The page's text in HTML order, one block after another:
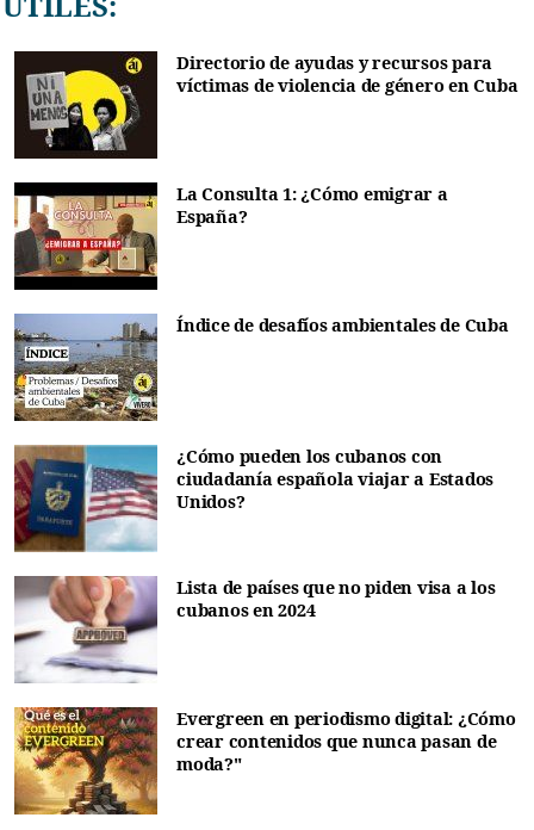
Directorio de ayudas y recursos para
víctimas de violencia de género en Cuba
La Consulta 1: ¿Cómo emigrar a
España?
Índice de desafíos ambientales de Cuba
¿Cómo pueden los cubanos con
ciudadanía española viajar a Estados
Unidos?
Lista de países que no piden visa a los
cubanos en 2024
Evergreen en periodismo digital: ¿Cómo
crear contenidos que nunca pasan de
moda?"